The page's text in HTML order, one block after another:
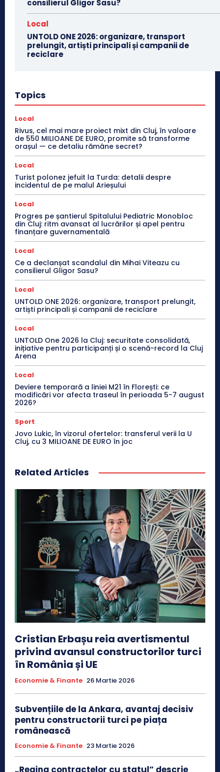
consilierul Gligor Sasu?
Local
UNTOLD ONE 2026: organizare, transport
prelungit, artiști principali și campanii de
reciclare
Topics
Local
Rivus, cel mai mare proiect mixt din Cluj, în valoare
de 550 MILIOANE DE EURO, promite să transforme
orașul — ce detaliu rămâne secret?
Local
Turist polonez jefuit la Turda: detalii despre
incidentul de pe malul Arieșului
Local
Progres pe șantierul Spitalului Pediatric Monobloc
din Cluj: ritm avansat al lucrărilor și apel pentru
finanțare guvernamentală
Local
Ce a declanșat scandalul din Mihai Viteazu cu
consilierul Gligor Sasu?
Local
UNTOLD ONE 2026: organizare, transport prelungit,
artiști principali și campanii de reciclare
Local
UNTOLD One 2026 la Cluj: securitate consolidată,
inițiative pentru participanți și o scenă-record la Cluj
Arena
Local
Deviere temporară a liniei M21 în Florești: ce
modificări vor afecta traseul în perioada 5-7 august
2026?
Sport
Jovo Lukic, în vizorul ofertelor: transferul verii la U
Cluj, cu 3 MILIOANE DE EURO în joc
Related Articles
Cristian Erbașu reia avertismentul
privind avansul constructorilor turci
în România și UE
Economie & Finante 26 Martie 2026
Subvențiile de la Ankara, avantaj decisiv
pentru constructorii turci pe piața
românească
Economie & Finante 23 Martie 2026
„Regina contractelor cu statul” descrie